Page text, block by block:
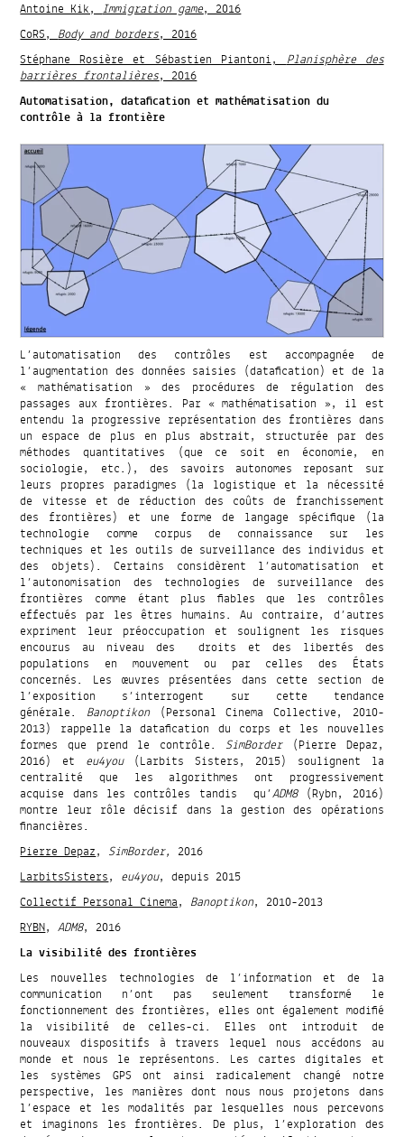
Antoine Kik,Immigration game, 2016
CoRS,Body and borders, 2016
Stéphane Rosière et Sébastien Piantoni,Planisphère des
barrières frontalières, 2016
Automatisation, datafication et mathématisation du
contrôle à la frontière
L’automatisation des contrôles est accompagnée de
l’augmentation des données saisies (datafication) et de la
« mathématisation » des procédures de régulation des
passages aux frontières. Par « mathématisation », il est
entendu la progressive représentation des frontières dans
un espace de plus en plus abstrait, structurée par des
méthodes quantitatives (que ce soit en économie, en
sociologie, etc.), des savoirs autonomes reposant sur
leurs propres paradigmes (la logistique et la nécessité
de vitesse et de réduction des coûts de franchissement
des frontières) et une forme de langage spécifique (la
technologie comme corpus de connaissance sur les
techniques et les outils de surveillance des individus et
des objets). Certains considèrent l’automatisation et
l’autonomisation des technologies de surveillance des
frontières comme étant plus fiables que les contrôles
effectués par les êtres humains. Au contraire, d’autres
expriment leur préoccupation et soulignent les risques
encourus au niveau des droits et des libertés des
populations en mouvement ou par celles des États
concernés. Les œuvres présentées dans cette section de
l’exposition s’interrogent sur cette tendance
générale. Banoptikon(Personal Cinema Collective, 2010-
2013) rappelle la datafication du corps et les nouvelles
formes que prend le contrôle. SimBorder(Pierre Depaz,
2016) et eu4you(Larbits Sisters, 2015) soulignent la
centralité que les algorithmes ont progressivement
acquise dans les contrôles tandis qu’ADM8(Rybn, 2016)
montre leur rôle décisif dans la gestion des opérations
financières.
Pierre Depaz, SimBorder, 2016
LarbitsSisters, eu4you, depuis 2015
Collectif Personal Cinema, Banoptikon, 2010-2013
RYBN,ADM8, 2016
La visibilité des frontières
Les nouvelles technologies de l’information et de la
communication n’ont pas seulement transformé le
fonctionnement des frontières, elles ont également modifié
la visibilité de celles-ci. Elles ont introduit de
nouveaux dispositifs à travers lequel nous accédons au
monde et nous le représentons. Les cartes digitales et
les systèmes GPS ont ainsi radicalement changé notre
perspective, les manières dont nous nous projetons dans
l’espace et les modalités par lesquelles nous percevons
et imaginons les frontières. De plus, l’exploration des